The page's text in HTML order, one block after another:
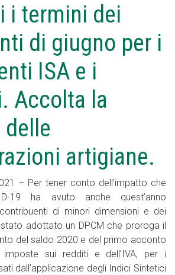
i termini dei
di giugno per i
ISA e i
Accolta la
artigiane.
– Per tener conto dell’impatto che
19 ha avuto anche quest’anno
di minori dimensioni e dei
adottato un DPCM che proroga il
del saldo 2020 e del primo acconto
sui redditi e dell’IVA, per i
dall’applicazione degli Indici Sintetici